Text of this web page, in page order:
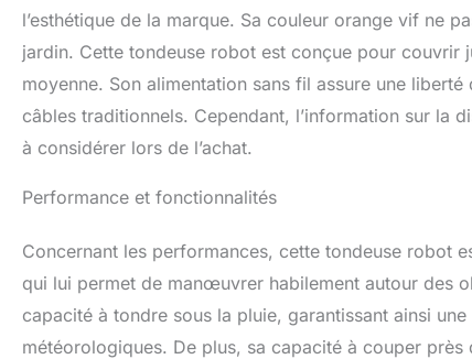
l’esthétique de la marque. Sa couleur orange vif ne
jardin. Cette tondeuse robot est conçue pour couvrir
moyenne. Son alimentation sans fil assure une
câbles traditionnels. Cependant, l’information sur la
à considérer lors de l’achat.
Performance et fonctionnalités
Concernant les performances, cette tondeuse robot
qui lui permet de manœuvrer habilement autour des
capacité à tondre sous la pluie, garantissant ainsi
météorologiques. De plus, sa capacité à couper